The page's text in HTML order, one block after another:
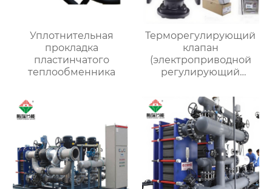
Уплотнительная
прокладка
пластинчатого
теплообменника
Терморегулирующий
клапан
(электроприводной
регулирующий